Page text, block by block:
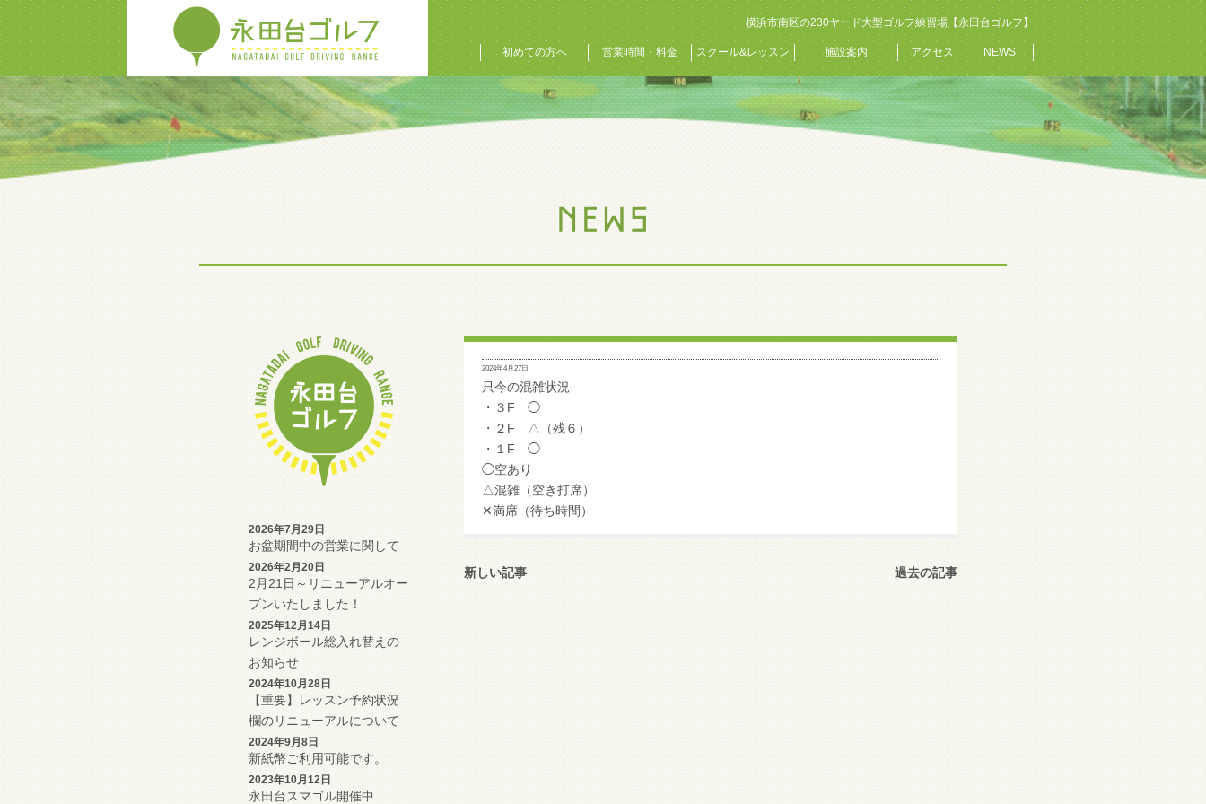
横浜市南区の230ヤード大型ゴルフ練習場【永田台ゴルフ】
初めての方へ 営業時間・料金 スクール&レッスン 施設案内 アクセス NEWS
2026年7月29日
お盆期間中の営業に関して
2026年2月20日
2月21日～リニューアルオー
プンいたしました！
2025年12月14日
レンジボール総入れ替えの
お知らせ
2024年10月28日
【重要】レッスン予約状況
欄のリニューアルについて
2024年9月8日
新紙幣ご利用可能です。
2023年10月12日
永田台スマゴル開催中
2024年4月27日
只今の混雑状況
・３F ◯
・２F △（残６）
・１F ◯
◯空あり
△混雑（空き打席）
✕満席（待ち時間）
新しい記事 過去の記事